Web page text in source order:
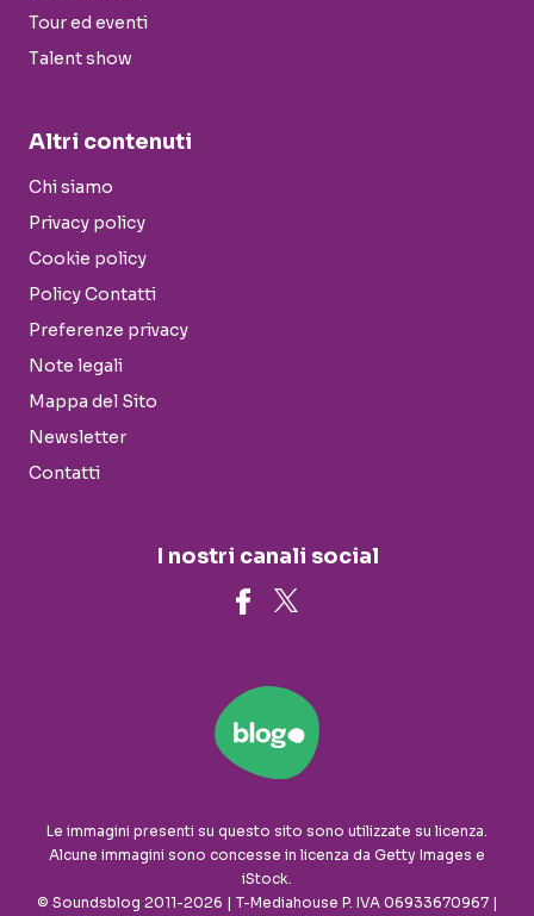
Tour ed eventi
Talent show
Altri contenuti
Chi siamo
Privacy policy
Cookie policy
Policy Contatti
Preferenze privacy
Note legali
Mappa del Sito
Newsletter
Contatti
I nostri canali social
Le immagini presenti su questo sito sono utilizzate su licenza.
Alcune immagini sono concesse in licenza da Getty Images e
iStock.
© Soundsblog 2011-2026 | T-Mediahouse P. IVA 06933670967 |